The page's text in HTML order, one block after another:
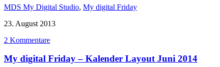
MDS My Digital Studio, My digital Friday
23. August 2013
2 Kommentare
My digital Friday – Kalender Layout Juni 2014